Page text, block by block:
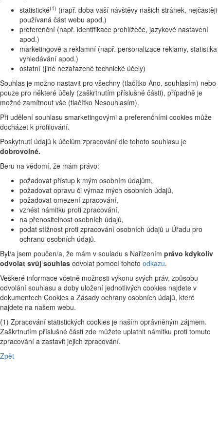
statistické(1) (např. doba vaší návštěvy našich stránek, nejčastěji
používaná část webu apod.)
preferenční (např. identifikace prohlížeče, jazykové nastavení
apod.)
marketingové a reklamní (např. personalizace reklamy, statistika
vyhledávání apod.)
ostatní (jiné nezařazené technické účely)
Souhlas je možno nastavit pro všechny (tlačítko Ano, souhlasím) nebo
pouze pro některé účely (zaškrtnutím příslušné části), případně je
možné zamítnout vše (tlačítko Nesouhlasím).
Při udělení souhlasu smarketingovými a preferenčními cookies může
docházet k profilování.
Poskytnutí údajů k účelům zpracování dle tohoto souhlasu je
dobrovolné.
Beru na vědomí, že mám právo:
požadovat přístup k mým osobním údajům,
požadovat opravu či výmaz mých osobních údajů,
požadovat omezení zpracování,
vznést námitku proti zpracování,
na přenositelnost osobních údajů,
podat stížnost proti zpracování osobních údajů u Úřadu pro
ochranu osobních údajů.
Byl/a jsem poučen/a, že mám v souladu s Nařízením právo kdykoliv
odvolat svůj souhlas odvolat pomocí tohoto odkazu.
Veškeré informace včetně možnosti výkonu svých práv, způsobu
odvolání souhlasu a doby uložení jednotlivých cookies najdete v
dokumentech Cookies a Zásady ochrany osobních údajů, které
najdete na našem webu.
(1) Zpracování statistických cookies je naším oprávněným zájmem.
Zaškrtnutím příslušné části zde můžete uplatnit námitku proti tomuto
zpracování a zastavit jejich zpracování.
Zpět